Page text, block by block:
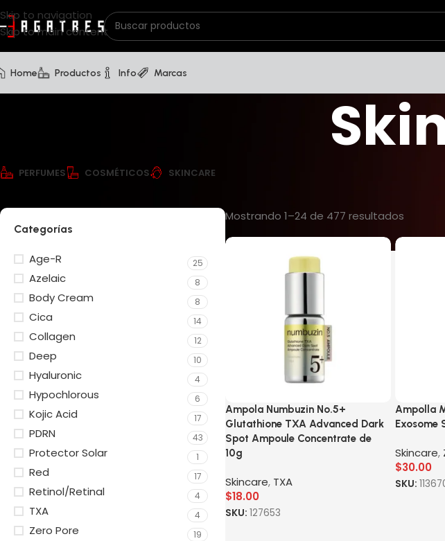
Skip to navigation
Skip to main content
Home Productos Info Marcas
PERFUMES COSMÉTICOS SKINCARE
Categorías
Age-R 25
Azelaic 8
Body Cream 8
Cica 14
Collagen 12
Deep 10
Hyaluronic 4
Hypochlorous 6
Kojic Acid 17
PDRN 43
Protector Solar 1
Red 17
Retinol/Retinal 4
TXA 4
Zero Pore 19
Mostrando 1–24 de 477 resultados
Ampola Numbuzin No.5+
Glutathione TXA Advanced Dark
Spot Ampoule Concentrate de
10g
Skincare, TXA
$18.00
SKU: 127653
Ampolla
Exosome
Skincare,
$30.00
SKU: